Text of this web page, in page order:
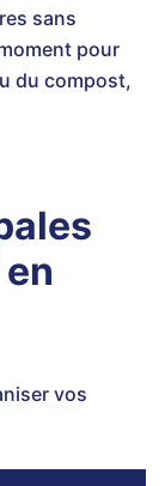
sans
pour
du compost,
vos